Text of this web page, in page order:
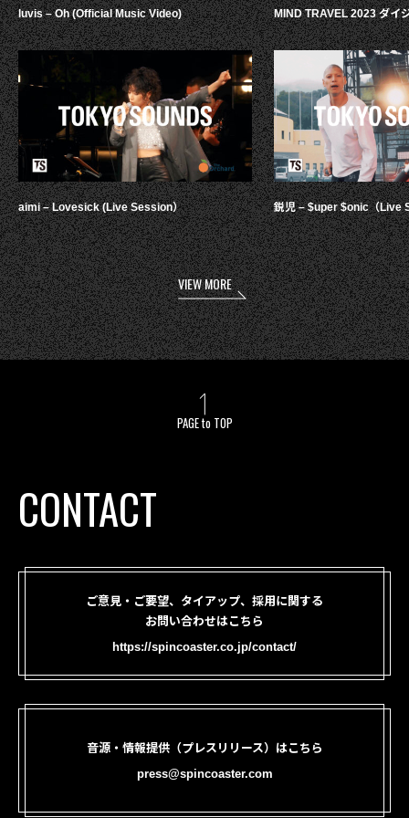
luvis – Oh (Official Music Video)
aimi – Lovesick (Live Session）
MIND TRAVEL 2023 ダイ
鋭児 – $uper $onic（Live
VIEW MORE
PAGE to TOP
CONTACT
ご意見・ご要望、タイアップ、採用に関する
お問い合わせはこちら
https://spincoaster.co.jp/contact/
音源・情報提供（プレスリリース）はこちら
press@spincoaster.com